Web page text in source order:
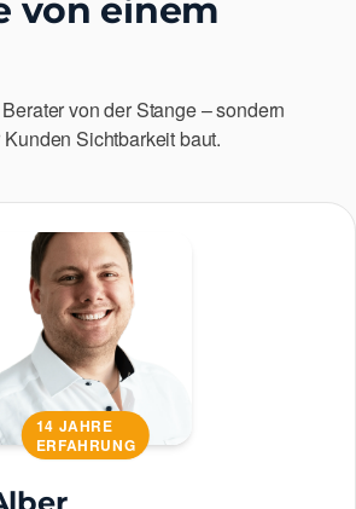
von einem
von der Stange – sondern
Sichtbarkeit baut.
14 JAHRE
ERFAHRUNG